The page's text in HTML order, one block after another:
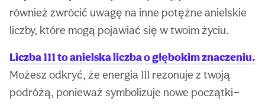
również zwrócić uwagę na inne potężne anielskie
liczby, które mogą pojawiać się w twoim życiu.
Liczba 111 to anielska liczba o głębokim znaczeniu.
Możesz odkryć, że energia 111 rezonuje z twoją
podróżą, ponieważ symbolizuje nowe początki—